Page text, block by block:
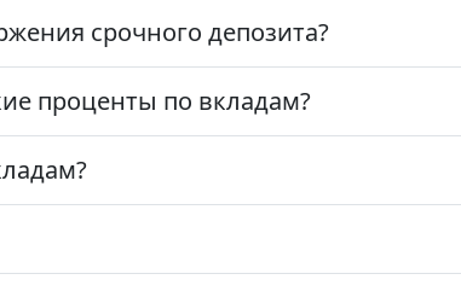
срочного депозита?
проценты по вкладам?